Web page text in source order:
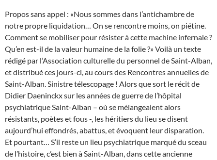
Propos sans appel : «Nous sommes dans l’antichambre de
notre propre liquidation… On se rencontre moins, on piétine.
Comment se mobiliser pour résister à cette machine infernale ?
Qu’en est-il de la valeur humaine de la folie ?» Voilà un texte
rédigé par l’Association culturelle du personnel de Saint-Alban,
et distribué ces jours-ci, au cours des Rencontres annuelles de
Saint-Alban. Sinistre télescopage ! Alors que sort le récit de
Didier Daeninckx sur les années de guerre de l’hôpital
psychiatrique Saint-Alban – où se mélangeaient alors
résistants, poètes et fous -, les héritiers du lieu se disent
aujourd’hui effondrés, abattus, et évoquent leur disparation.
Et pourtant… S’il reste un lieu psychiatrique marqué du sceau
de l’histoire, c’est bien à Saint-Alban, dans cette ancienne